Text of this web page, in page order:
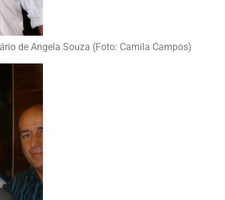
de Angela Souza (Foto: Camila Campos)